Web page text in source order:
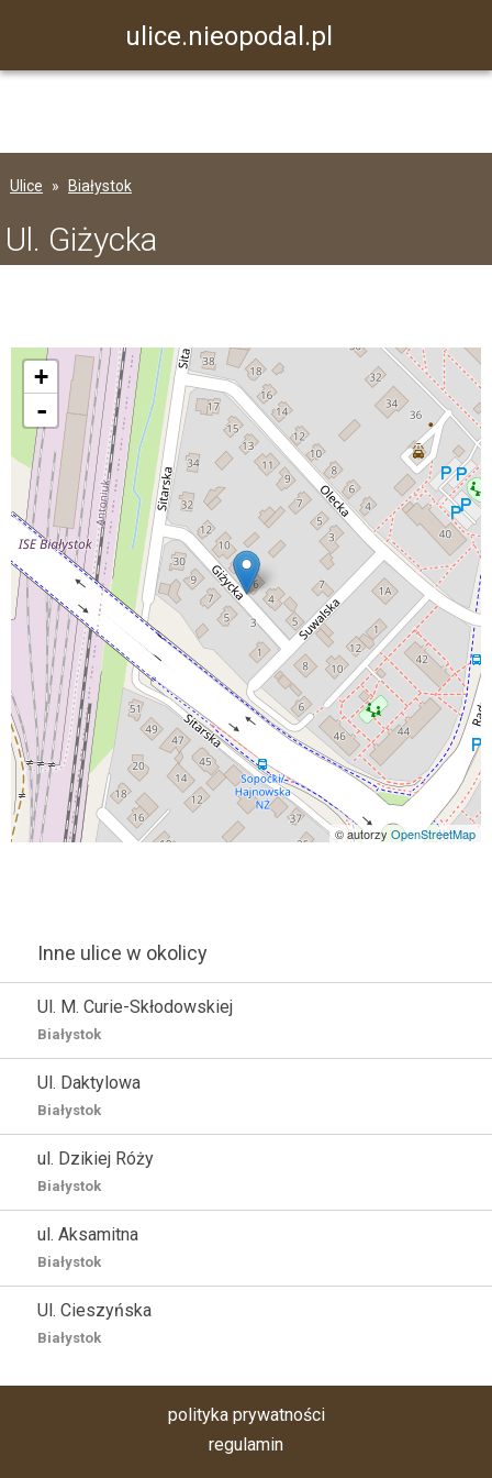
ulice.nieopodal.pl
Ulice Białystok
Ul. Giżycka
+
-
© autorzy OpenStreetMap
Inne ulice w okolicy
Ul. M. Curie-Skłodowskiej
Białystok
Ul. Daktylowa
Białystok
ul. Dzikiej Róży
Białystok
ul. Aksamitna
Białystok
Ul. Cieszyńska
Białystok
polityka prywatności
regulamin